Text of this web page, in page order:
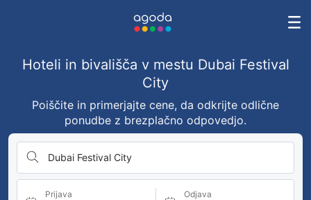
Hoteli in bivališča v mestu Dubai Festival
City
Poiščite in primerjajte cene, da odkrijte odlične
ponudbe z brezplačno odpovedjo.
Dubai Festival City
Prijava Odjava